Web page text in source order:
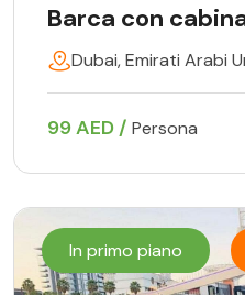
Barca con
Dubai, Emirati Arabi
99 AED / Persona
In primo piano